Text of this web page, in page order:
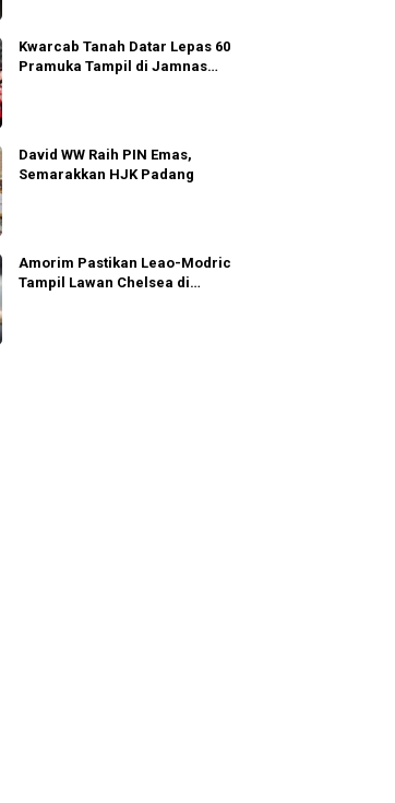
Kwarcab Tanah Datar Lepas 60
Pramuka Tampil di Jamnas
David WW Raih PIN Emas,
Semarakkan HJK Padang
Amorim Pastikan Leao-Modric
Tampil Lawan Chelsea di